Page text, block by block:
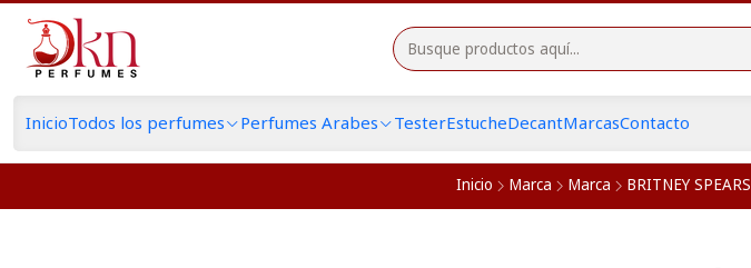
InicioTodos los perfumes Perfumes Arabes TesterEstucheDecantMarcasContacto
Inicio Marca Marca BRITNEY SPEARS